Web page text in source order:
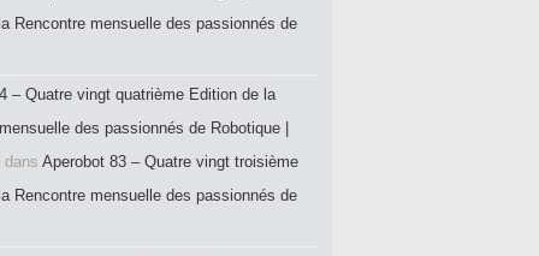
Rencontre mensuelle des passionnés de
– Quatre vingt quatrième Edition de la
des passionnés de Robotique |
dans Aperobot 83 – Quatre vingt troisième
Rencontre mensuelle des passionnés de